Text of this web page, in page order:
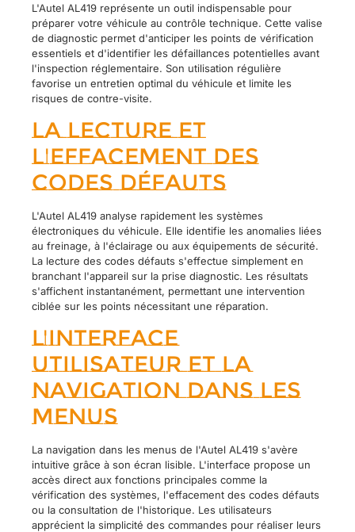
L'Autel AL419 représente un outil indispensable pour
préparer votre véhicule au contrôle technique. Cette valise
de diagnostic permet d'anticiper les points de vérification
essentiels et d'identifier les défaillances potentielles avant
l'inspection réglementaire. Son utilisation régulière
favorise un entretien optimal du véhicule et limite les
risques de contre-visite.
La lecture et
l'effacement des
codes défauts
L'Autel AL419 analyse rapidement les systèmes
électroniques du véhicule. Elle identifie les anomalies liées
au freinage, à l'éclairage ou aux équipements de sécurité.
La lecture des codes défauts s'effectue simplement en
branchant l'appareil sur la prise diagnostic. Les résultats
s'affichent instantanément, permettant une intervention
ciblée sur les points nécessitant une réparation.
L'interface
utilisateur et la
navigation dans les
menus
La navigation dans les menus de l'Autel AL419 s'avère
intuitive grâce à son écran lisible. L'interface propose un
accès direct aux fonctions principales comme la
vérification des systèmes, l'effacement des codes défauts
ou la consultation de l'historique. Les utilisateurs
apprécient la simplicité des commandes pour réaliser leurs